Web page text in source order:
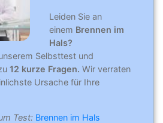
Leiden Sie an
einem Brennen im
Hals?
Selbsttest und
12 kurze Fragen. Wir verraten
Ursache für Ihre
Test: Brennen im Hals